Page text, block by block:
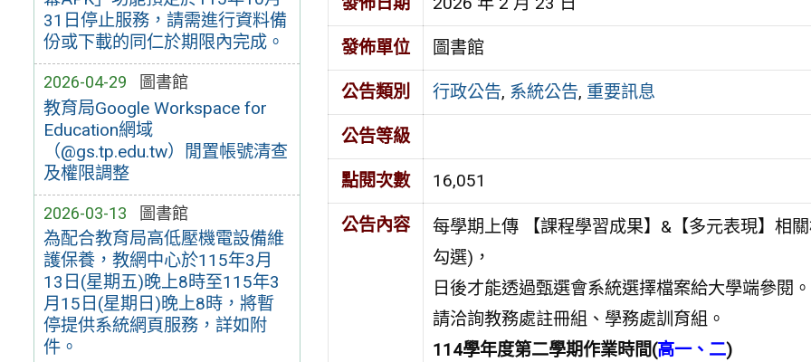
31日停止服務，請需進行資料備
份或下載的同仁於期限內完成。
2026-04-29 圖書館
教育局Google Workspace for
Education網域
（@gs.tp.edu.tw）閒置帳號清查
及權限調整
2026-03-13 圖書館
為配合教育局高低壓機電設備維
護保養，教網中心於115年3月
13日(星期五)晚上8時至115年3
月15日(星期日)晚上8時，將暫
停提供系統網頁服務，詳如附
件。
發佈單位 圖書館
公告類別 行政公告, 系統公告, 重要訊息
公告等級
點閱次數 16,051
公告內容
每學期上傳 【課程學習成果】&【多元表現】相
勾選)，
日後才能透過甄選會系統選擇檔案給大學端參閱
請洽詢教務處註冊組、學務處訓育組。
114學年度第二學期作業時間(高一、二)